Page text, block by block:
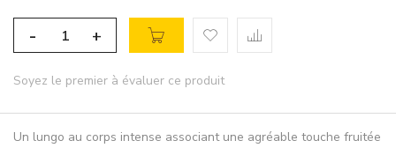
- +
Soyez le premier à évaluer ce produit
Un lungo au corps intense associant une agréable touche fruitée